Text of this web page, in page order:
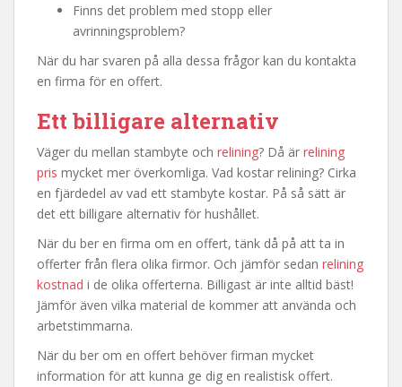
Finns det problem med stopp eller
avrinningsproblem?
När du har svaren på alla dessa frågor kan du kontakta
en firma för en offert.
Ett billigare alternativ
Väger du mellan stambyte och relining? Då är relining
pris mycket mer överkomliga. Vad kostar relining? Cirka
en fjärdedel av vad ett stambyte kostar. På så sätt är
det ett billigare alternativ för hushållet.
När du ber en firma om en offert, tänk då på att ta in
offerter från flera olika firmor. Och jämför sedan relining
kostnad i de olika offerterna. Billigast är inte alltid bäst!
Jämför även vilka material de kommer att använda och
arbetstimmarna.
När du ber om en offert behöver firman mycket
information för att kunna ge dig en realistisk offert.